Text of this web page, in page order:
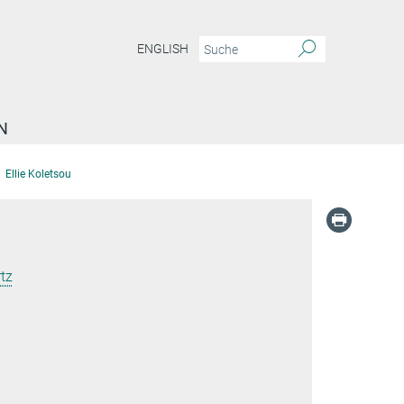
ENGLISH
Ellie Koletsou